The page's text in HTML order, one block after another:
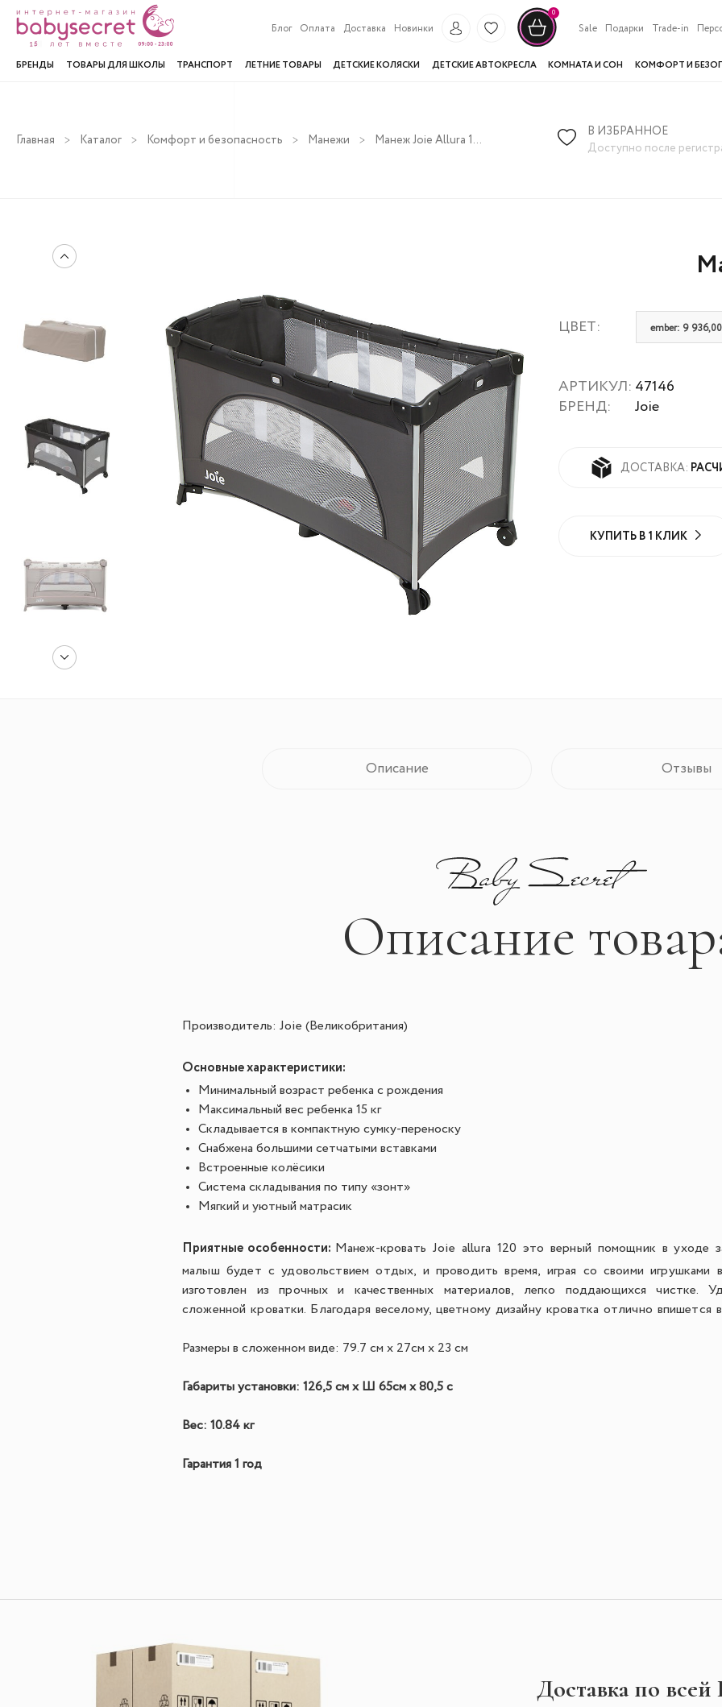
Блог Оплата Доставка Новинки
0
Sale Подарки Trade-in
БРЕНДЫ ТОВАРЫ ДЛЯ ШКОЛЫ ТРАНСПОРТ ЛЕТНИЕ ТОВАРЫ ДЕТСКИЕ КОЛЯСКИ ДЕТСКИЕ АВТОКРЕСЛА КОМНАТА И СОН КОМФОРТ И
Главная Каталог Комфорт и безопасность Манежи Манеж Joie Allura 120
В ИЗБРАННОЕ
Доступно после
ЦВЕТ: ember: 9
АРТИКУЛ:
БРЕНД:
47146
Joie
ДОСТАВКА:
КУПИТЬ В 1 КЛИК
Описание Отзывы
Описание
Производитель: Joie (Великобритания)
Основные характеристики:
Минимальный возраст ребенка с рождения
Максимальный вес ребенка 15 кг
Складывается в компактную сумку-переноску
Снабжена большими сетчатыми вставками
Встроенные колёсики
Система складывания по типу «зонт»
Мягкий и уютный матрасик
Приятные особенности: Манеж-кровать Joie allura 120 это верный помощник в уходе
малыш будет с удовольствием отдых, и проводить время, играя со своими игрушками
изготовлен из прочных и качественных материалов, легко поддающихся чистке.
сложенной кроватки. Благодаря веселому, цветному дизайну кроватка отлично впишется
Размеры в сложенном виде: 79.7 см х 27см х 23 см
Габариты установки: 126,5 см х Ш 65см х 80,5 с
Вес: 10.84 кг
Гарантия 1 год
Доставка по